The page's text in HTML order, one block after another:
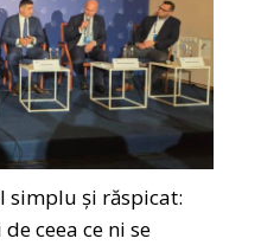
simplu și răspicat:
ceea ce ni se